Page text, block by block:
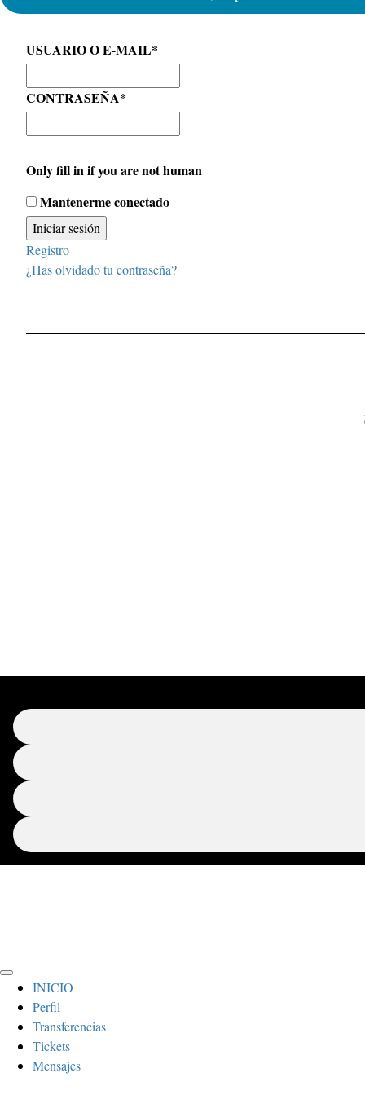
USUARIO O E-MAIL*
CONTRASEÑA*
Only fill in if you are not human
Mantenerme conectado
Registro
¿Has olvidado tu contraseña?
INICIO
Perfil
Transferencias
Tickets
Mensajes